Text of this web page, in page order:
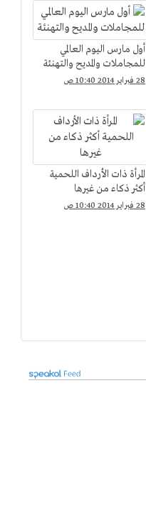
أول مارس اليوم العالمي
للمجاملات والمديح والتهنئة
28 فبراير 2014 10:40 ص
المرأة ذات الأرداف اللحمية
أكثر ذكاء من غيرها
28 فبراير 2014 10:40 ص